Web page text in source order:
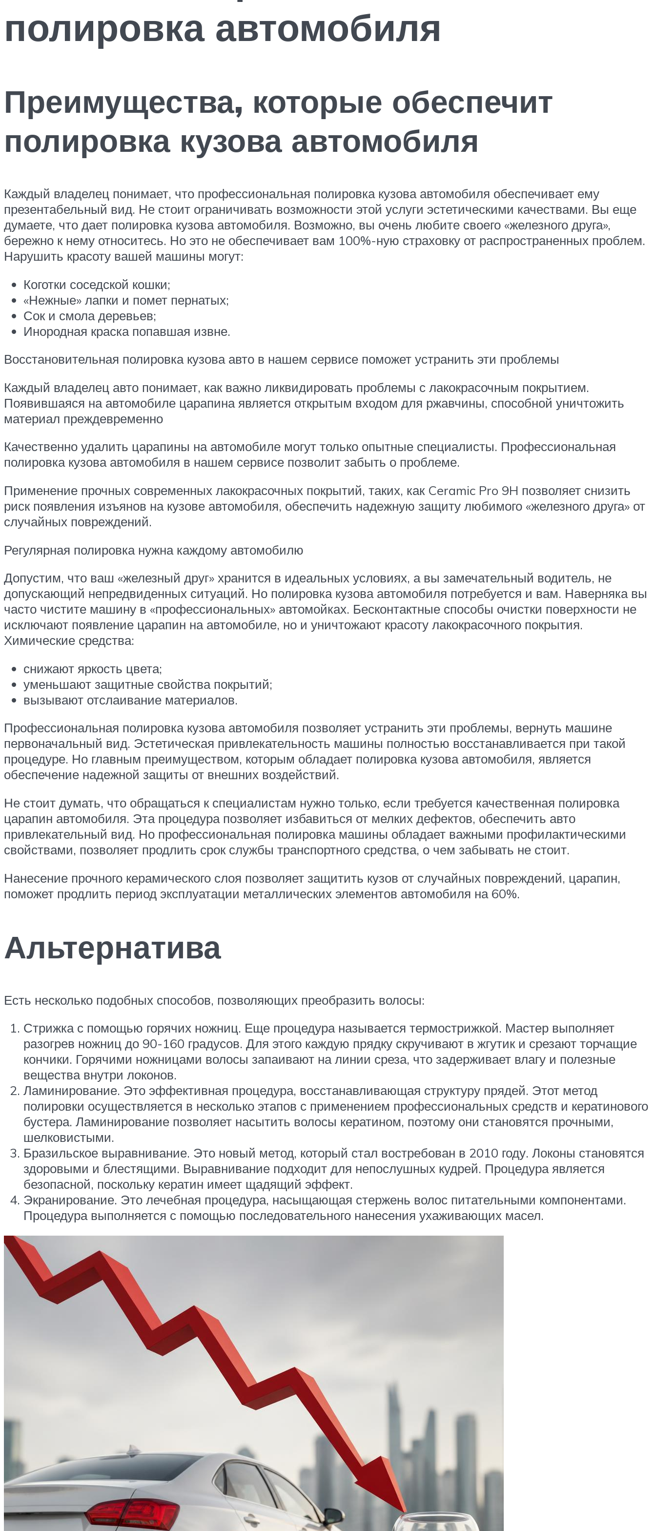
полировка автомобиля
Преимущества, которые обеспечит
полировка кузова автомобиля
Каждый владелец понимает, что профессиональная полировка кузова автомобиля обеспечивает ему
презентабельный вид. Не стоит ограничивать возможности этой услуги эстетическими качествами. Вы еще
думаете, что дает полировка кузова автомобиля. Возможно, вы очень любите своего «железного друга»,
бережно к нему относитесь. Но это не обеспечивает вам 100%-ную страховку от распространенных проблем.
Нарушить красоту вашей машины могут:
Коготки соседской кошки;
«Нежные» лапки и помет пернатых;
Сок и смола деревьев;
Инородная краска попавшая извне.
Восстановительная полировка кузова авто в нашем сервисе поможет устранить эти проблемы
Каждый владелец авто понимает, как важно ликвидировать проблемы с лакокрасочным покрытием.
Появившаяся на автомобиле царапина является открытым входом для ржавчины, способной уничтожить
материал преждевременно
Качественно удалить царапины на автомобиле могут только опытные специалисты. Профессиональная
полировка кузова автомобиля в нашем сервисе позволит забыть о проблеме.
Применение прочных современных лакокрасочных покрытий, таких, как Ceramic Pro 9H позволяет снизить
риск появления изъянов на кузове автомобиля, обеспечить надежную защиту любимого «железного друга» от
случайных повреждений.
Регулярная полировка нужна каждому автомобилю
Допустим, что ваш «железный друг» хранится в идеальных условиях, а вы замечательный водитель, не
допускающий непредвиденных ситуаций. Но полировка кузова автомобиля потребуется и вам. Наверняка вы
часто чистите машину в «профессиональных» автомойках. Бесконтактные способы очистки поверхности не
исключают появление царапин на автомобиле, но и уничтожают красоту лакокрасочного покрытия.
Химические средства:
снижают яркость цвета;
уменьшают защитные свойства покрытий;
вызывают отслаивание материалов.
Профессиональная полировка кузова автомобиля позволяет устранить эти проблемы, вернуть машине
первоначальный вид. Эстетическая привлекательность машины полностью восстанавливается при такой
процедуре. Но главным преимуществом, которым обладает полировка кузова автомобиля, является
обеспечение надежной защиты от внешних воздействий.
Не стоит думать, что обращаться к специалистам нужно только, если требуется качественная полировка
царапин автомобиля. Эта процедура позволяет избавиться от мелких дефектов, обеспечить авто
привлекательный вид. Но профессиональная полировка машины обладает важными профилактическими
свойствами, позволяет продлить срок службы транспортного средства, о чем забывать не стоит.
Нанесение прочного керамического слоя позволяет защитить кузов от случайных повреждений, царапин,
поможет продлить период эксплуатации металлических элементов автомобиля на 60%.
Альтернатива
Есть несколько подобных способов, позволяющих преобразить волосы:
Стрижка с помощью горячих ножниц. Еще процедура называется термострижкой. Мастер выполняет
разогрев ножниц до 90-160 градусов. Для этого каждую прядку скручивают в жгутик и срезают торчащие
кончики. Горячими ножницами волосы запаивают на линии среза, что задерживает влагу и полезные
вещества внутри локонов.
Ламинирование. Это эффективная процедура, восстанавливающая структуру прядей. Этот метод
полировки осуществляется в несколько этапов с применением профессиональных средств и кератинового
бустера. Ламинирование позволяет насытить волосы кератином, поэтому они становятся прочными,
шелковистыми.
Бразильское выравнивание. Это новый метод, который стал востребован в 2010 году. Локоны становятся
здоровыми и блестящими. Выравнивание подходит для непослушных кудрей. Процедура является
безопасной, поскольку кератин имеет щадящий эффект.
Экранирование. Это лечебная процедура, насыщающая стержень волос питательными компонентами.
Процедура выполняется с помощью последовательного нанесения ухаживающих масел.